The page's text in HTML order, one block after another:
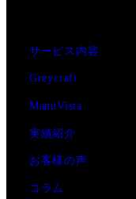
サービス内容
Greycraft
ManuVista
実績紹介
お客様の声
コラム